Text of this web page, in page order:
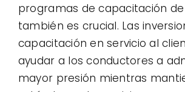
programas de capacitación
también es crucial. Las
capacitación en servicio al
ayudar a los conductores a
mayor presión mientras